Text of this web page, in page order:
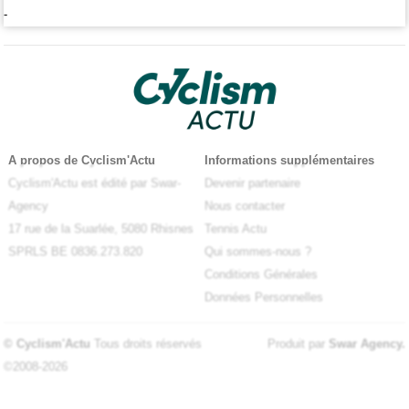
-
A propos de Cyclism'Actu
Cyclism'Actu est édité par Swar-
Agency
17 rue de la Suarlée, 5080 Rhisnes
SPRLS BE 0836.273.820
Informations supplémentaires
Devenir partenaire
Nous contacter
Tennis Actu
Qui sommes-nous ?
Conditions Générales
Données Personnelles
© Cyclism'Actu Tous droits réservés
©2008-2026
Produit par Swar Agency.